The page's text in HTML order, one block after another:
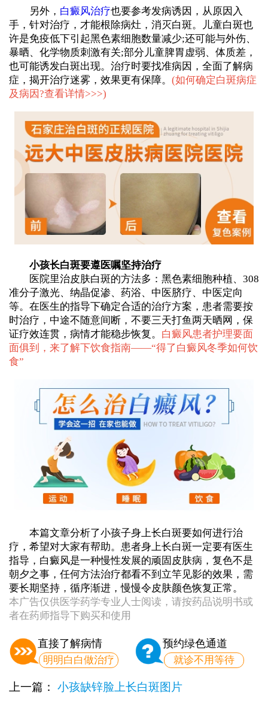
另外， 白癜风治疗也要参考发病诱因，从原因入
手，针对治疗，才能根除病灶，消灭白斑。儿童白斑也
许是免疫低下引起黑色素细胞数量减少;还可能与外伤、
暴晒、化学物质刺激有关;部分儿童脾胃虚弱、体质差，
也可能诱发白斑出现。治疗时要找准病因，全面了解病
症，揭开治疗迷雾，效果更有保障。 (如何确定白斑病症
及病因?查看详情>>>)
小孩长白斑要遵医嘱坚持治疗
医院里治皮肤白斑的方法多：黑色素细胞种植、308
准分子激光、纳晶促渗、药浴、中医脐疗、中医定向
等。在医生的指导下确定合适的治疗方案，患者需要按
时治疗，中途不随意间断，不要三天打鱼两天晒网，保
证疗效连贯，病情才能稳步恢复。 白癜风患者护理要面
面俱到，来了解下饮食指南——“得了白癜风冬季如何饮
食”
本篇文章分析了小孩子身上长白斑要如何进行治
疗，希望对大家有帮助。患者身上长白斑一定要有医生
指导，白癜风是一种慢性发展的顽固皮肤病，复色不是
朝夕之事，任何方法治疗都看不到立竿见影的效果，需
要长期坚持，循序渐进，慢慢令皮肤颜色恢复正常。
本广告仅供医学药学专业人士阅读，请按药品说明书或
者在药师指导下购买和使用
直接了解病情
明明白白做治疗
预约绿色通道
就诊不用等待
上一篇： 小孩缺锌脸上长白斑图片